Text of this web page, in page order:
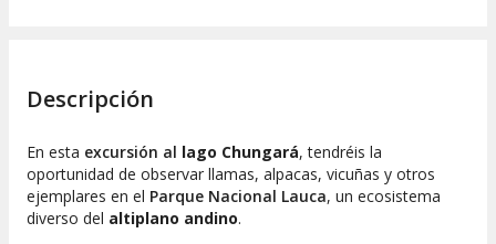
Descripción
En esta excursión al lago Chungará, tendréis la
oportunidad de observar llamas, alpacas, vicuñas y otros
ejemplares en el Parque Nacional Lauca, un ecosistema
diverso del altiplano andino.